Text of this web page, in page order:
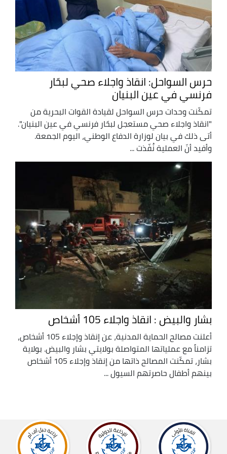
حرس السواحل: انقاذ واجلاء صحي لبحّار
فرنسي في عين البنيان
تمكّنت وحدات حرس السواحل لقيادة القوات البحرية من
"انقاذ واجلاء صحي مستعجل لبحّار فرنسي في عين البنيان".
أتى ذلك في بيان لوزارة الدفاع الوطني، اليوم الجمعة.
وأفيد أنّ العملية نُفّذت ...
بشار والبيض : انقاذ واجلاء 105 أشخاص
أعلنت مصالح الحماية المدنية، عن إنقاذ وإجلاء 105 أشخاص،
تزامناً مع عملياتها المتواصلة بولايتي بشار والبيض. بولاية
بشار، تمكّنت المصالح ذاتها من إنقاذ وإجلاء 105 أشخاص
بينهم أطفال حاصرتهم السيول ...